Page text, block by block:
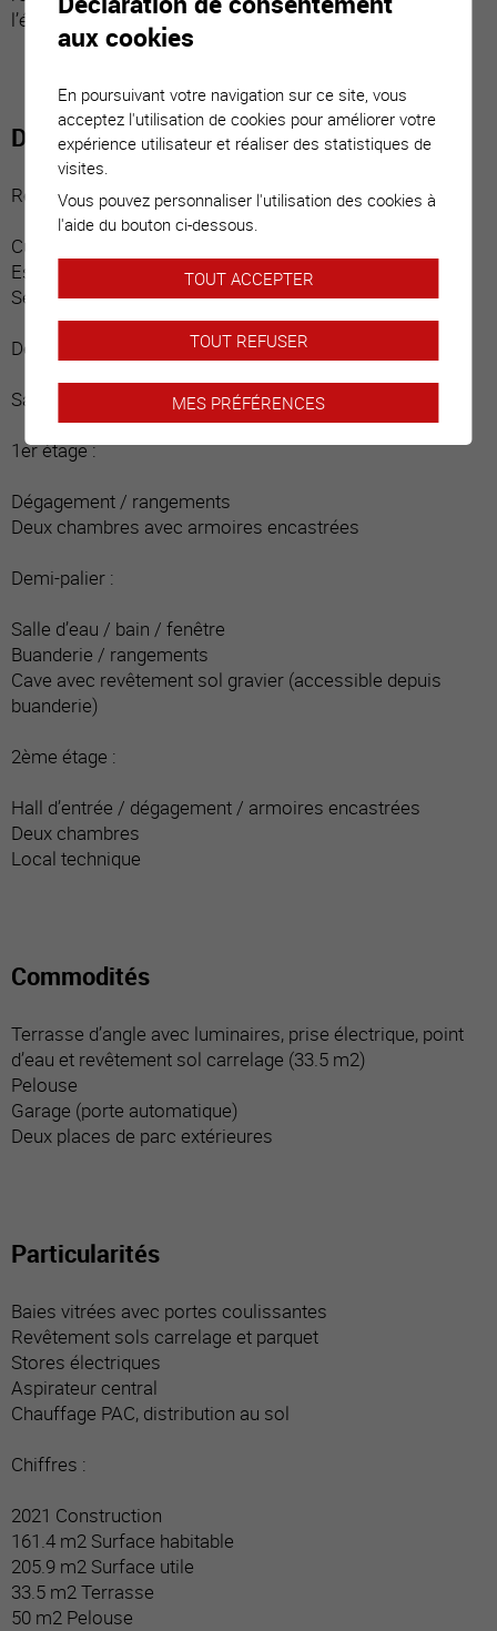
l’état de neuf.
Distribution du bien
Rez-de-chaussée :
Cuisine design ouverte avec armoire économat
Espace repas donnant sur terrasse
Séjour donnant sur terrasse
Demi-palier :
Salle d’eau / douche / fenêtre
1er étage :
Dégagement / rangements
Deux chambres avec armoires encastrées
Demi-palier :
Salle d’eau / bain / fenêtre
Buanderie / rangements
Cave avec revêtement sol gravier (accessible depuis
buanderie)
2ème étage :
Hall d’entrée / dégagement / armoires encastrées
Deux chambres
Local technique
Commodités
Terrasse d’angle avec luminaires, prise électrique, point
d’eau et revêtement sol carrelage (33.5 m2)
Pelouse
Garage (porte automatique)
Deux places de parc extérieures
Particularités
Baies vitrées avec portes coulissantes
Revêtement sols carrelage et parquet
Stores électriques
Aspirateur central
Chauffage PAC, distribution au sol
Chiffres :
2021 Construction
161.4 m2 Surface habitable
205.9 m2 Surface utile
33.5 m2 Terrasse
50 m2 Pelouse
aux cookies
En poursuivant votre navigation sur ce site, vous
acceptez l'utilisation de cookies pour améliorer votre
expérience utilisateur et réaliser des statistiques de
visites.
Vous pouvez personnaliser l'utilisation des cookies à
l'aide du bouton ci-dessous.
TOUT ACCEPTER
TOUT REFUSER
MES PRÉFÉRENCES